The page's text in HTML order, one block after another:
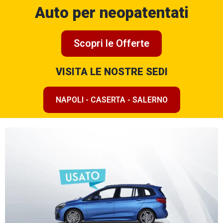
Auto per neopatentati
Scopri le Offerte
VISITA LE NOSTRE SEDI
NAPOLI - CASERTA - SALERNO